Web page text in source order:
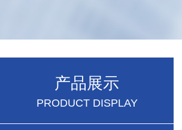
产品展示
PRODUCT DISPLAY